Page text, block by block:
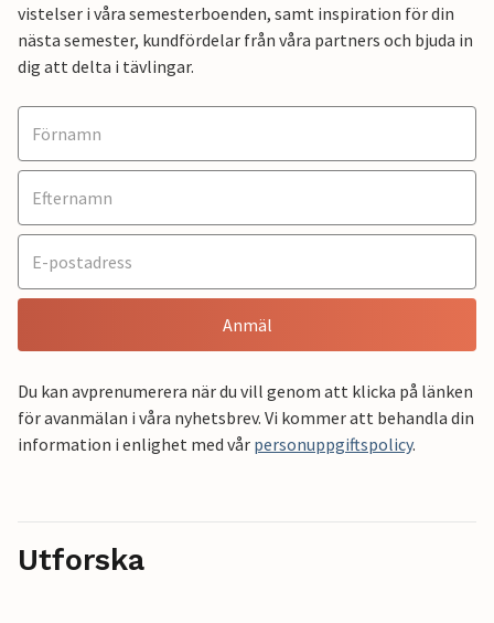
vistelser i våra semesterboenden, samt inspiration för din
nästa semester, kundfördelar från våra partners och bjuda in
dig att delta i tävlingar.
Anmäl
Du kan avprenumerera när du vill genom att klicka på länken
för avanmälan i våra nyhetsbrev. Vi kommer att behandla din
information i enlighet med vår personuppgiftspolicy.
Utforska